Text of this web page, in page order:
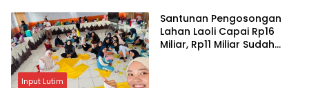
Input Lutim
Santunan Pengosongan
Lahan Laoli Capai Rp16
Miliar, Rp11 Miliar Sudah